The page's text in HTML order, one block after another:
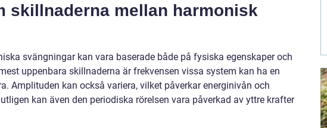
skillnaderna mellan harmonisk
svängningar kan vara baserade både på fysiska egenskaper och
uppenbara skillnaderna är frekvensen vissa system kan ha en
Amplituden kan också variera, vilket påverkar energinivån och
kan även den periodiska rörelsen vara påverkad av yttre krafter